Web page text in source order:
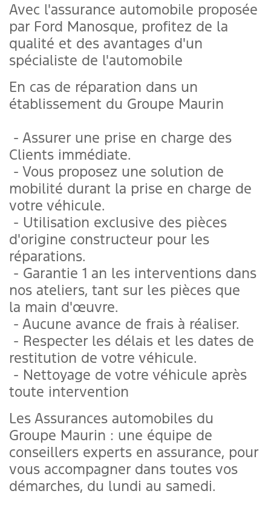
Avec l'assurance automobile proposée
par Ford Manosque, profitez de la
qualité et des avantages d'un
spécialiste de l'automobile
En cas de réparation dans un
établissement du Groupe Maurin
- Assurer une prise en charge des
Clients immédiate.
- Vous proposez une solution de
mobilité durant la prise en charge de
votre véhicule.
- Utilisation exclusive des pièces
d'origine constructeur pour les
réparations.
- Garantie 1 an les interventions dans
nos ateliers, tant sur les pièces que
la main d'œuvre.
- Aucune avance de frais à réaliser.
- Respecter les délais et les dates de
restitution de votre véhicule.
- Nettoyage de votre véhicule après
toute intervention
Les Assurances automobiles du
Groupe Maurin : une équipe de
conseillers experts en assurance, pour
vous accompagner dans toutes vos
démarches, du lundi au samedi.